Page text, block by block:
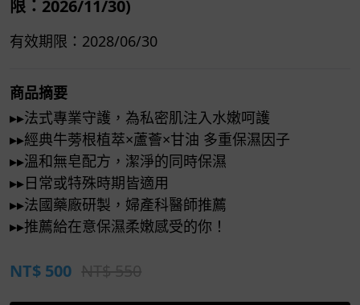
限：2026/11/30)
有效期限：2028/06/30
商品摘要
▸▸法式專業守護，為私密肌注入水嫩呵護
▸▸經典牛蒡根植萃×蘆薈×甘油 多重保濕因子
▸▸溫和無皂配方，潔淨的同時保濕
▸▸日常或特殊時期皆適用
▸▸法國藥廠研製，婦產科醫師推薦
▸▸推薦給在意保濕柔嫩感受的你！
NT$ 500 NT$ 550